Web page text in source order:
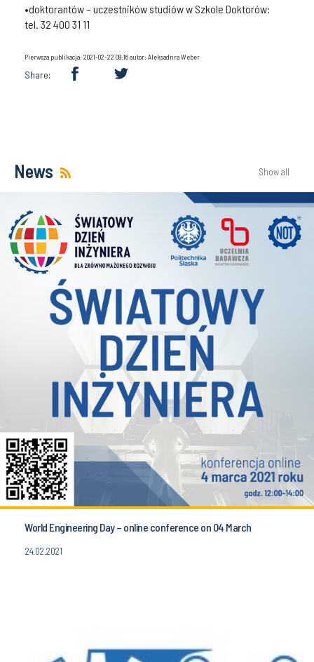
•doktorantów – uczestników studiów w Szkole Doktorów:
tel. 32 400 31 11
Pierwsza publikacja: 2021-02-22 09:16 autor: Aleksadnra Weber
Share:
News Show all
World Engineering Day – online conference on 04 March
24.02.2021